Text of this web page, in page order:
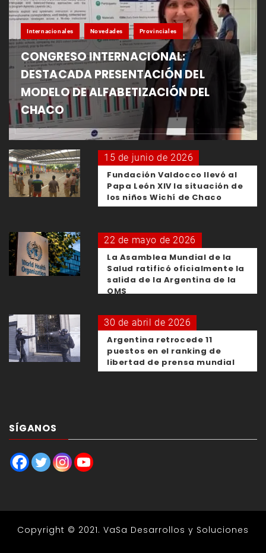
Internacionales Novedades Provinciales
CONGRESO INTERNACIONAL:
DESTACADA PRESENTACIÓN DEL
MODELO DE ALFABETIZACIÓN DEL
CHACO
15 de junio de 2026
Fundación Valdocco llevó al
Papa León XIV la situación de
los niños Wichí de Chaco
22 de mayo de 2026
La Asamblea Mundial de la
Salud ratificó oficialmente la
salida de la Argentina de la
OMS
30 de abril de 2026
Argentina retrocede 11
puestos en el ranking de
libertad de prensa mundial
SÍGANOS
Copyright © 2021. VaSa Desarrollos y Soluciones